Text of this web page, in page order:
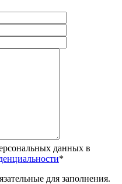
данных в
*
для заполнения.